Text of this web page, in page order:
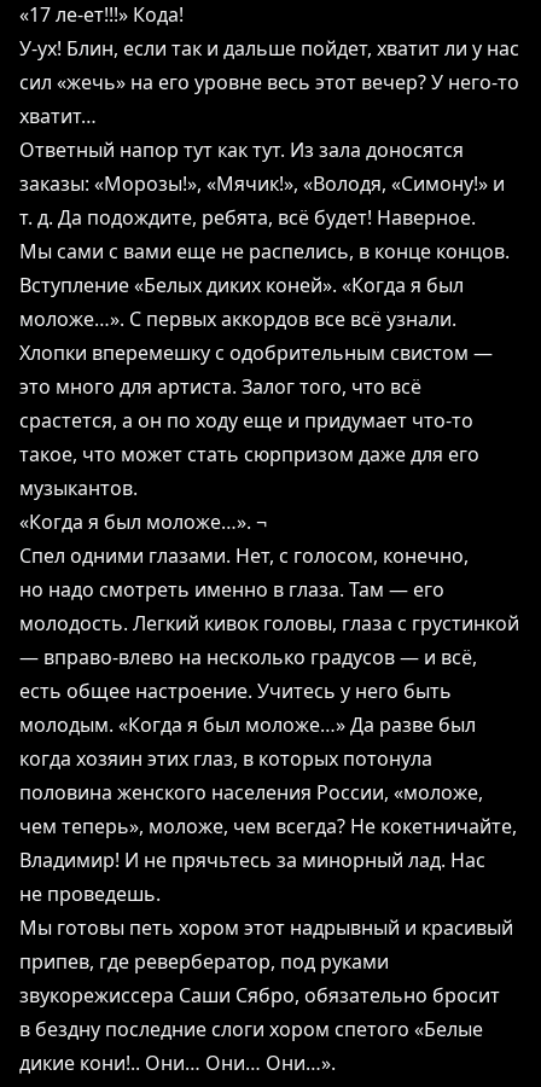
«17 ле-ет!!!» Кода!
У-ух! Блин, если так и дальше пойдет, хватит ли у нас
сил «жечь» на его уровне весь этот вечер? У него-то
хватит…
Ответный напор тут как тут. Из зала доносятся
заказы: «Морозы!», «Мячик!», «Володя, «Симону!» и
т. д. Да подождите, ребята, всё будет! Наверное.
Мы сами с вами еще не распелись, в конце концов.
Вступление «Белых диких коней». «Когда я был
моложе…». С первых аккордов все всё узнали.
Хлопки вперемешку с одобрительным свистом ―
это много для артиста. Залог того, что всё
срастется, а он по ходу еще и придумает что-то
такое, что может стать сюрпризом даже для его
музыкантов.
«Когда я был моложе…». ¬
Спел одними глазами. Нет, с голосом, конечно,
но надо смотреть именно в глаза. Там — его
молодость. Легкий кивок головы, глаза с грустинкой
― вправо-влево на несколько градусов ― и всё,
есть общее настроение. Учитесь у него быть
молодым. «Когда я был моложе…» Да разве был
когда хозяин этих глаз, в которых потонула
половина женского населения России, «моложе,
чем теперь», моложе, чем всегда? Не кокетничайте,
Владимир! И не прячьтесь за минорный лад. Нас
не проведешь.
Мы готовы петь хором этот надрывный и красивый
припев, где ревербератор, под руками
звукорежиссера Саши Сябро, обязательно бросит
в бездну последние слоги хором спетого «Белые
дикие кони!.. Они… Они… Они…».